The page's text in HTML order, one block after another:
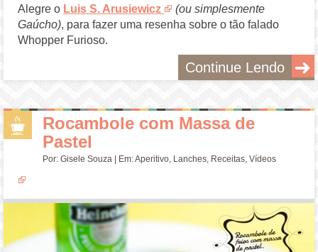
Alegre o Luis S. Arusiewicz
(ou simplesmente
Gaúcho), para fazer uma resenha sobre o tão falado
Whopper Furioso.
Continue Lendo
Rocambole com Massa de
Pastel
Por:Gisele Souza | Em:Aperitivo Lanches Receitas ,Vídeos